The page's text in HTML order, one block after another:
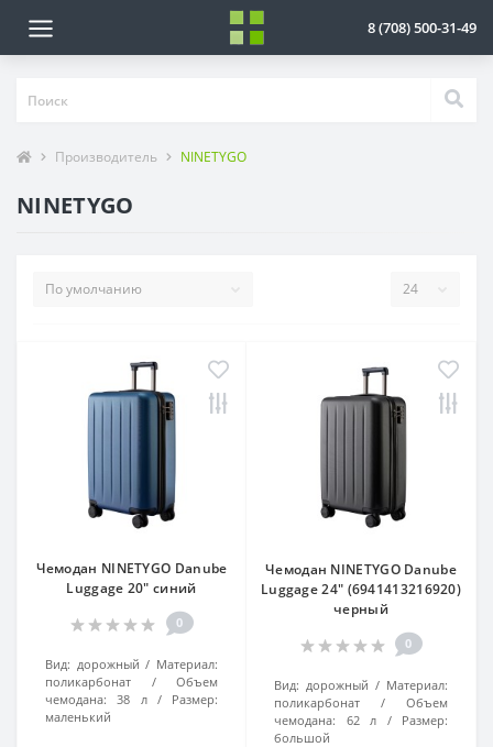
8 (708) 500-31-49
Производитель NINETYGO
NINETYGO
Чемодан NINETYGO Danube
Luggage 20" синий
0
Вид: дорожный
Материал:
поликарбонат
Объем
чемодана:
38 л
Размер:
маленький
Чемодан NINETYGO Danube
Luggage 24" (6941413216920)
черный
0
Вид: дорожный
Материал:
поликарбонат
Объем
чемодана:
62 л
Размер:
большой